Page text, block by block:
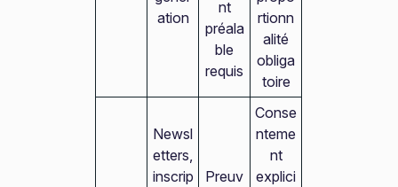
ation
nt
préala
ble
requis
rtionn
alité
obliga
toire
Newsl
etters,
inscrip
Preuv
Conse
nteme
nt
explici